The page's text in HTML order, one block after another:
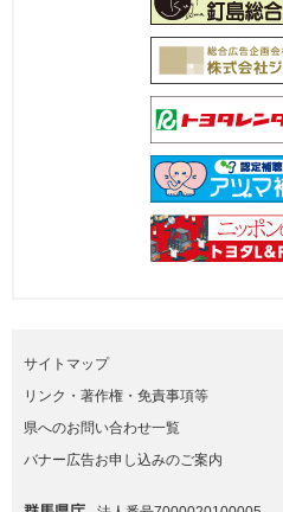
サイトマップ
リンク・著作権・免責事項等
県へのお問い合わせ一覧
バナー広告お申し込みのご案内